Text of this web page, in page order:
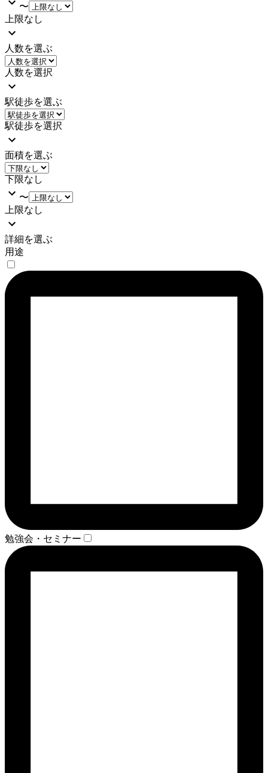
〜
上限なし
人数を選ぶ
人数を選択
駅徒歩を選ぶ
駅徒歩を選択
面積を選ぶ
下限なし
〜
上限なし
詳細を選ぶ
用途
勉強会・セミナー